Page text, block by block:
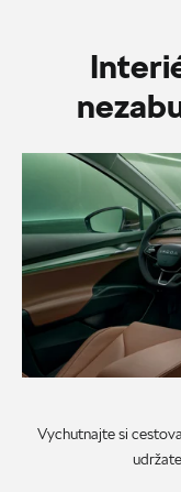
Vychutnajte si